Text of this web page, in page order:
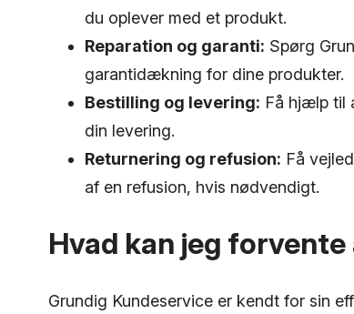
du oplever med et produkt.
Reparation og garanti: Spørg
garantidækning for dine produkter.
Bestilling og levering: Få hjælp til
din levering.
Returnering og refusion: Få
af en refusion, hvis nødvendigt.
Hvad kan jeg
Grundig Kundeservice er kendt for sin